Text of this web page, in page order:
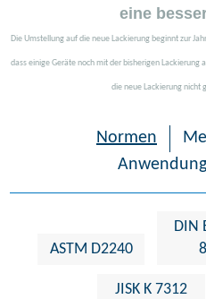
eine
Die Umstellung auf die neue Lackierung beginnt zur
dass einige Geräte noch mit der bisherigen Lackierung
die neue Lackierung nicht
Normen
ASTM D2240
DIN
JISK K 7312